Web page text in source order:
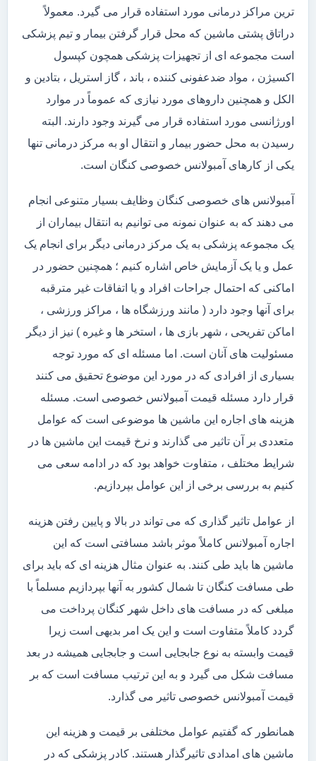
ترین مراکز درمانی مورد استفاده قرار می گیرد. معمولاً
دراتاق پشتی ماشین که محل قرار گرفتن بیمار و تیم پزشکی
است مجموعه ای از تجهیزات پزشکی همچون کپسول
اکسیژن ، مواد ضدعفونی کننده ، باند ، گاز استریل ، بتادین و
الکل و همچنین داروهای مورد نیازی که عموماً در موارد
اورژانسی مورد استفاده قرار می گیرند وجود دارند. البته
رسیدن به محل حضور بیمار و انتقال او به مرکز درمانی تنها
یکی از کارهای آمبولانس خصوصی کنگان است.
آمبولانس های خصوصی کنگان وظایف بسیار متنوعی انجام
می دهند که به عنوان نمونه می توانیم به انتقال بیماران از
یک مجموعه پزشکی به یک مرکز درمانی دیگر برای انجام یک
عمل و یا یک آزمایش خاص اشاره کنیم ؛ همچنین حضور در
اماکنی که احتمال جراحات افراد و یا اتفاقات غیر مترقبه
برای آنها وجود دارد ( مانند ورزشگاه ها ، مراکز ورزشی ،
اماکن تفریحی ، شهر بازی ها ، استخر ها و غیره ) نیز از دیگر
مسئولیت های آنان است. اما مسئله ای که مورد توجه
بسیاری از افرادی که در مورد این موضوع تحقیق می کنند
قرار دارد مسئله قیمت آمبولانس خصوصی است. مسئله
هزینه های اجاره این ماشین ها موضوعی است که عوامل
متعددی بر آن تاثیر می گذارند و نرخ قیمت این ماشین ها در
شرایط مختلف ، متفاوت خواهد بود که در ادامه سعی می
کنیم به بررسی برخی از این عوامل بپردازیم.
از عوامل تاثیر گذاری که می تواند در بالا و پایین رفتن هزینه
اجاره آمبولانس کاملاً موثر باشد مسافتی است که این
ماشین ها باید طی کنند. به عنوان مثال هزینه ای که باید برای
طی مسافت کنگان تا شمال کشور به آنها بپردازیم مسلماً با
مبلغی که در مسافت های داخل شهر کنگان پرداخت می
گردد کاملاً متفاوت است و این یک امر بدیهی است زیرا
قیمت وابسته به نوع جابجایی است و جابجایی همیشه در بعد
مسافت شکل می گیرد و به این ترتیب مسافت است که بر
قیمت آمبولانس خصوصی تاثیر می گذارد.
همانطور که گفتیم عوامل مختلفی بر قیمت و هزینه این
ماشین های امدادی تاثیرگذار هستند. کادر پزشکی که در